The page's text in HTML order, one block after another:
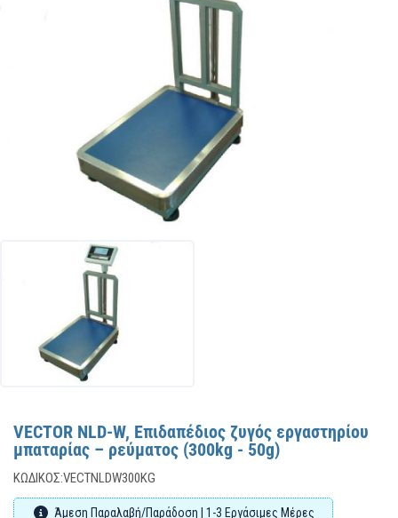
VECTOR NLD-W, Επιδαπέδιος ζυγός εργαστηρίου
μπαταρίας – ρεύματος (300kg - 50g)
ΚΩΔΙΚΌΣ:VECTNLDW300KG
Άμεση Παραλαβή/Παράδοση | 1-3 Εργάσιμες Μέρες